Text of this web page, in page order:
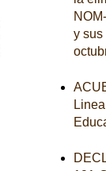
y sus